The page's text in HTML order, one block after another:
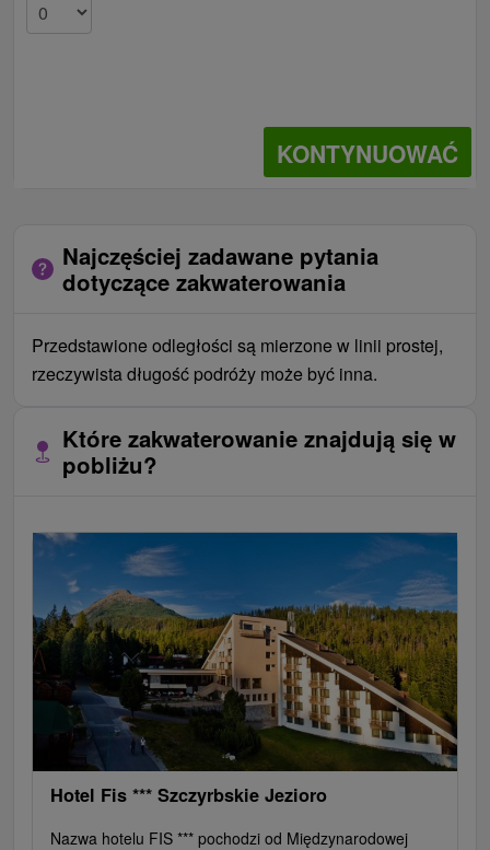
KONTYNUOWAĆ
Najczęściej zadawane pytania
dotyczące zakwaterowania
Przedstawione odległości są mierzone w linii prostej,
rzeczywista długość podróży może być inna.
Które zakwaterowanie znajdują się w
pobliżu?
Hotel Fis *** Szczyrbskie Jezioro
Nazwa hotelu FIS *** pochodzi od Międzynarodowej